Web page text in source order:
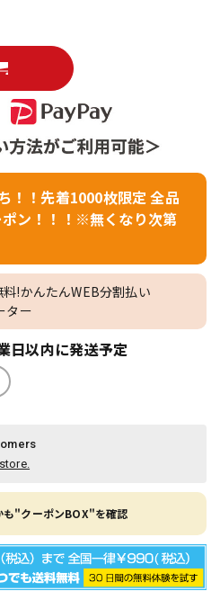
！！先着1000枚限定 全品
ン！！！※無くなり次第
!かんたんWEB分割払い
ター
日以内に発送予定
も"クーポンBOX"を確認